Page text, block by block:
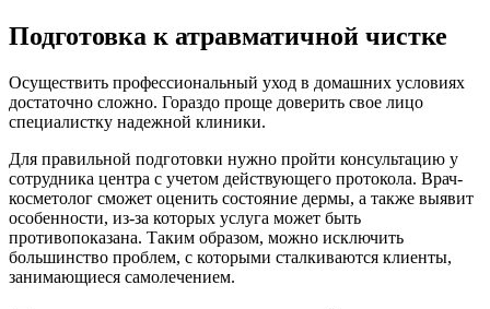
Подготовка к атравматичной чистке
Осуществить профессиональный уход в домашних условиях
достаточно сложно. Гораздо проще доверить свое лицо
специалистку надежной клиники.
Для правильной подготовки нужно пройти консультацию у
сотрудника центра с учетом действующего протокола. Врач-
косметолог сможет оценить состояние дермы, а также выявит
особенности, из-за которых услуга может быть
противопоказана. Таким образом, можно исключить
большинство проблем, с которыми сталкиваются клиенты,
занимающиеся самолечением.